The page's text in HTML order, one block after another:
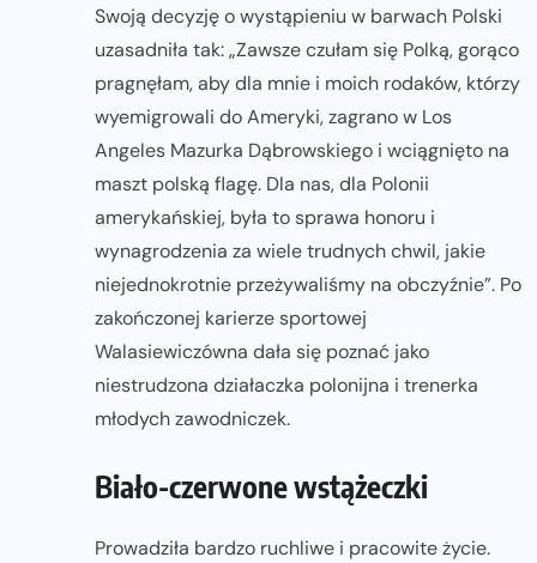
Swoją decyzję o wystąpieniu w barwach Polski
uzasadniła tak: „Zawsze czułam się Polką, gorąco
pragnęłam, aby dla mnie i moich rodaków, którzy
wyemigrowali do Ameryki, zagrano w Los
Angeles Mazurka Dąbrowskiego i wciągnięto na
maszt polską flagę. Dla nas, dla Polonii
amerykańskiej, była to sprawa honoru i
wynagrodzenia za wiele trudnych chwil, jakie
niejednokrotnie przeżywaliśmy na obczyźnie”. Po
zakończonej karierze sportowej
Walasiewiczówna dała się poznać jako
niestrudzona działaczka polonijna i trenerka
młodych zawodniczek.
Biało-czerwone wstążeczki
Prowadziła bardzo ruchliwe i pracowite życie.